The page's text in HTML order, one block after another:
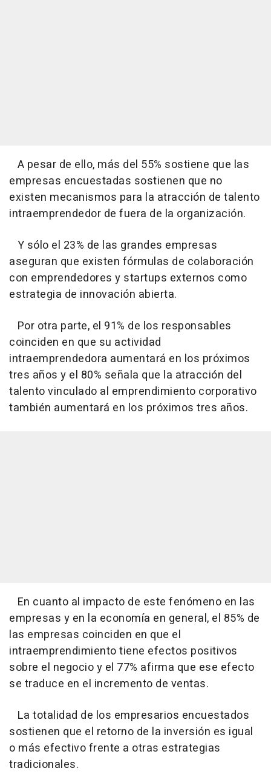
A pesar de ello, más del 55% sostiene que las
empresas encuestadas sostienen que no
existen mecanismos para la atracción de talento
intraemprendedor de fuera de la organización.
Y sólo el 23% de las grandes empresas
aseguran que existen fórmulas de colaboración
con emprendedores y startups externos como
estrategia de innovación abierta.
Por otra parte, el 91% de los responsables
coinciden en que su actividad
intraemprendedora aumentará en los próximos
tres años y el 80% señala que la atracción del
talento vinculado al emprendimiento corporativo
también aumentará en los próximos tres años.
En cuanto al impacto de este fenómeno en las
empresas y en la economía en general, el 85% de
las empresas coinciden en que el
intraemprendimiento tiene efectos positivos
sobre el negocio y el 77% afirma que ese efecto
se traduce en el incremento de ventas.
La totalidad de los empresarios encuestados
sostienen que el retorno de la inversión es igual
o más efectivo frente a otras estrategias
tradicionales.